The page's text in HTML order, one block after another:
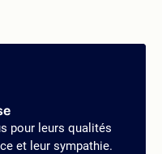
pour leurs qualités
et leur sympathie.